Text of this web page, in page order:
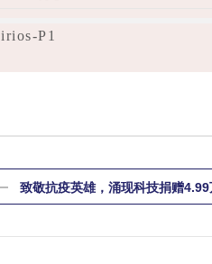
P1
致敬抗疫英雄，涌现科技捐赠